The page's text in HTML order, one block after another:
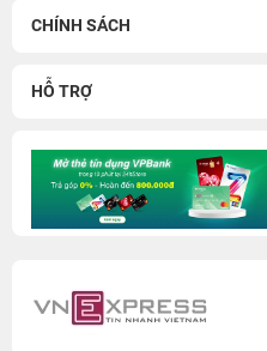
CHÍNH SÁCH
HỖ TRỢ